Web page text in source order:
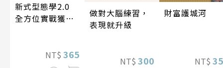
新式型態學2.0
全方位實戰獲利
NT$ 365
做對大腦練習，
表現就升級
NT$ 300
財富護城河
NT$